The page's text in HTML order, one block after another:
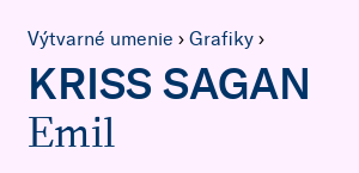
Výtvarné umenie › Grafiky›
KRISS SAGAN
Emil